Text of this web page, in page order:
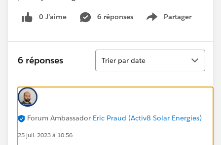
0 J’aime 6 réponses Partager
Show menu
6 réponses
Tri
Trier par date
Forum Ambassador Eric Praud (Activ8 Solar Energies)
25 juil. 2023 à 10:56